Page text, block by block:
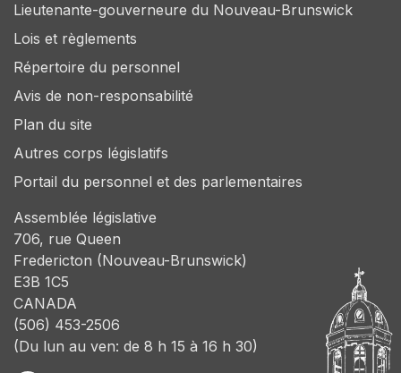
Lieutenante-gouverneure du Nouveau-Brunswick
Lois et règlements
Répertoire du personnel
Avis de non-responsabilité
Plan du site
Autres corps législatifs
Portail du personnel et des parlementaires
Assemblée législative
706, rue Queen
Fredericton (Nouveau-Brunswick)
E3B 1C5
CANADA
(506) 453-2506
(Du lun au ven: de 8 h 15 à 16 h 30)